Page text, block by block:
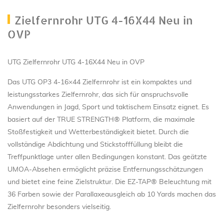
Zielfernrohr UTG 4-16X44 Neu in
OVP
UTG Zielfernrohr UTG 4-16X44 Neu in OVP
Das UTG OP3 4-16×44 Zielfernrohr ist ein kompaktes und
leistungsstarkes Zielfernrohr, das sich für anspruchsvolle
Anwendungen in Jagd, Sport und taktischem Einsatz eignet. Es
basiert auf der TRUE STRENGTH® Platform, die maximale
Stoßfestigkeit und Wetterbeständigkeit bietet. Durch die
vollständige Abdichtung und Stickstofffüllung bleibt die
Treffpunktlage unter allen Bedingungen konstant. Das geätzte
UMOA-Absehen ermöglicht präzise Entfernungsschätzungen
und bietet eine feine Zielstruktur. Die EZ-TAP® Beleuchtung mit
36 Farben sowie der Parallaxeausgleich ab 10 Yards machen das
Zielfernrohr besonders vielseitig.